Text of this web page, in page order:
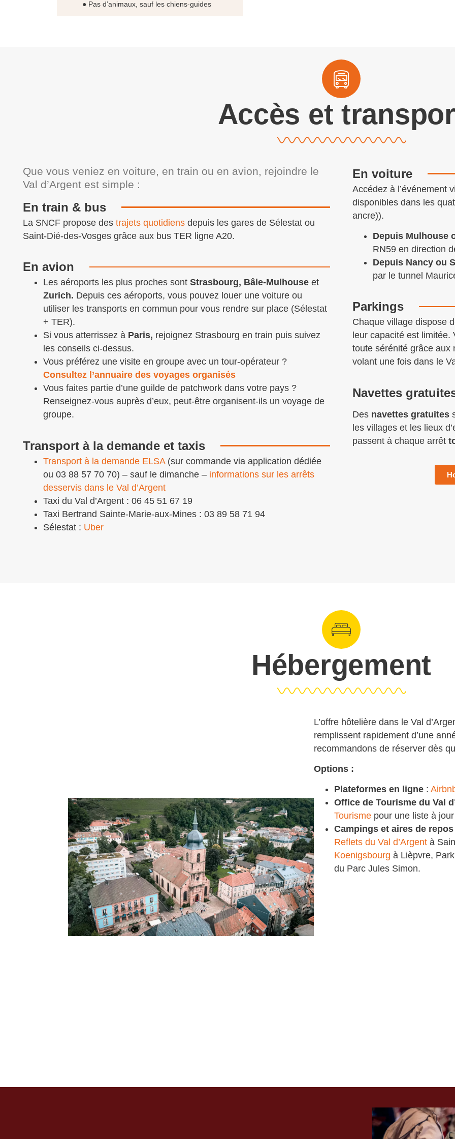
● Pas d’animaux, sauf les chiens-guides
Accès et
Que vous veniez en voiture, en train ou en avion, rejoindre le
Val d’Argent est simple :
En train & bus
La SNCF propose des trajets quotidiensdepuis les gares de Sélestat ou
Saint-Dié-des-Vosges grâce aux bus TER ligne A20.
En avion
Les aéroports les plus proches sont Strasbourg, Bâle-Mulhouse et
Zurich. Depuis ces aéroports, vous pouvez louer une voiture ou
utiliser les transports en commun pour vous rendre sur place (Sélestat
+ TER).
Si vous atterrissez à Paris, rejoignez Strasbourg en train puis suivez
les conseils ci-dessus.
Vous préférez une visite en groupe avec un tour-opérateur ?
Consultez l’annuaire des voyages organisés
Vous faites partie d’une guilde de patchwork dans votre pays ?
Renseignez-vous auprès d’eux, peut-être organisent-ils un voyage de
groupe.
Transport à la demande et taxis
Transport à la demande ELSA (sur commande via application dédiée
ou 03 88 57 70 70) – sauf le dimanche – informations sur les arrêts
desservis dans le Val d’Argent
Taxi du Val d’Argent : 06 45 51 67 19
Taxi Bertrand Sainte-Marie-aux-Mines : 03 89 58 71 94
Sélestat : Uber
En voiture
Accédez à l’événement
disponibles dans les
ancre)).
Depuis Mulhouse
RN59 en direction
Depuis Nancy ou
par le tunnel
Parkings
Chaque village dispose
leur capacité est
toute sérénité grâce aux
volant une fois dans le
Navettes
Des navettes gratuites
les villages et les lieux
passent à chaque arrêt
Hébergement
L’offre hôtelière dans le Val
remplissent rapidement d’une
recommandons de réserver dès
Options :
Plateformes en ligne :
Office de Tourisme du Val
Tourisme pour une liste à
Campings et aires de
Reflets du Val d’Argent à
Koenigsbourgà Lièpvre,
du Parc Jules Simon.